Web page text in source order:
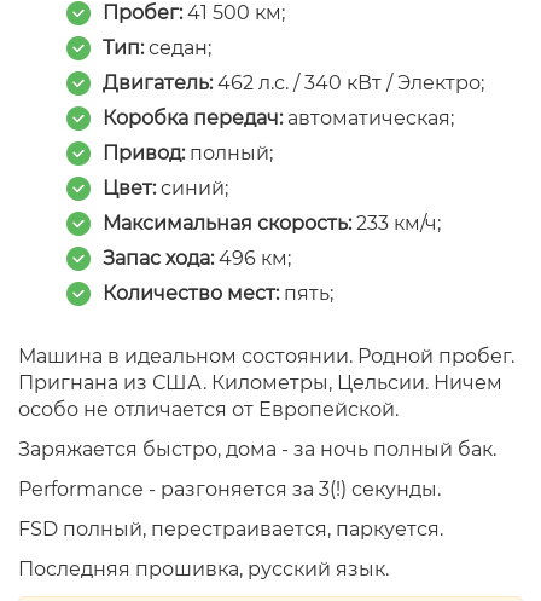
Пробег:41 500 км;
Тип:седан;
Двигатель:462 л.с. / 340 кВт / Электро;
Коробка передач:автоматическая;
Привод:полный;
Цвет:синий;
Максимальная скорость:233 км/ч;
Запас хода:496 км;
Количество мест:пять;
Машина в идеальном состоянии. Родной пробег.
Пригнана из США. Километры, Цельсии. Ничем
особо не отличается от Европейской.
Заряжается быстро, дома - за ночь полный бак.
Performance - разгоняется за 3(!) секунды.
FSD полный, перестраивается, паркуется.
Последняя прошивка, русский язык.